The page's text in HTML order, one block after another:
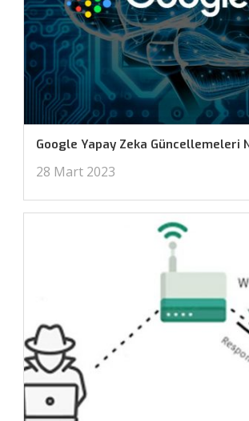
Google Yapay Zeka Güncellemeleri
28 Mart 2023